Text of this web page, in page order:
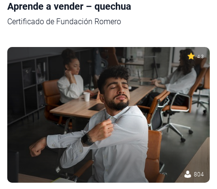
Aprende a vender – quechua
Certificado de Fundación Romero
4.3
804